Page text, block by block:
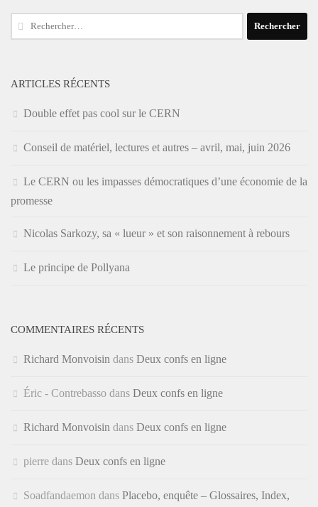
Rechercher :
ARTICLES RÉCENTS
Double effet pas cool sur le CERN
Conseil de matériel, lectures et autres – avril, mai, juin 2026
Le CERN ou les impasses démocratiques d’une économie de la
promesse
Nicolas Sarkozy, sa « lueur » et son raisonnement à rebours
Le principe de Pollyana
COMMENTAIRES RÉCENTS
Richard Monvoisin dans Deux confs en ligne
Éric - Contrebasso dans Deux confs en ligne
Richard Monvoisin dans Deux confs en ligne
pierre dans Deux confs en ligne
Soadfandaemon dans Placebo, enquête – Glossaires, Index,